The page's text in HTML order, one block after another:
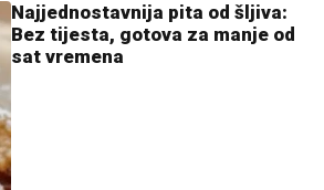
Najjednostavnija pita od šljiva:
Bez tijesta, gotova za manje od
sat vremena